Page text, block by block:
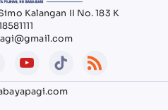
Kalangan II No. 183 K